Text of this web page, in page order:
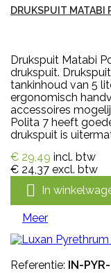
DRUKSPUIT MATABI
Drukspuit Matabi
drukspuit.
tankinhoud van 5
ergonomisch
accessoires
Polita 7 heeft
drukspuit is
€ 29,49 incl. btw
€ 24,37 excl. btw
 In
Meer
Referentie: IN-